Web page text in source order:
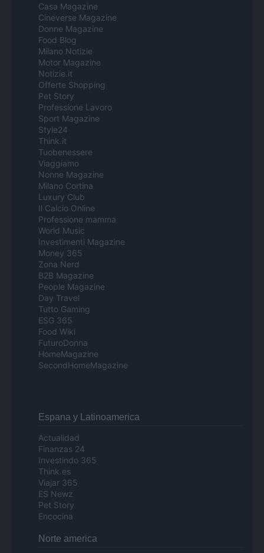
Casa Magazine
Cineverse Magazine
Donne Magazine
Food Blog
Milano Notizie
Motor Magazine
Notizie.it
Offerte Shopping
Pet Story
Professione Lavoro
Sport Magazine
Style24
Think.it
Tuobenessere
Viaggiamo
Nonne Magazine
Milano Cortina
Luxury Club
Il Calcio Online
Professione mamma
World Music
Investimenti Magazine
Money 365
Zona Nerd
B2B Magazine
People Magazine
Day Travel
Tutto Gaming
ESG 365
Food Wiki
FuturoDonna
HomeMagazine
SecondHomeMagazine
Espana y Latinoamerica
Actualidad
Finanzas 24
Investindo 365
Think.es
Viajar 365
ES Newz
Pet Story
Encocina
Norte america